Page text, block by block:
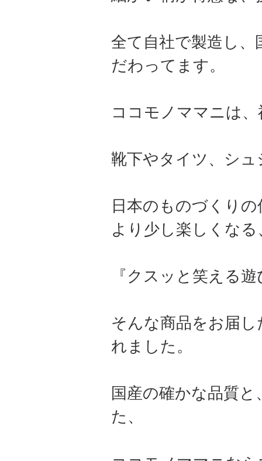
全て自社で製造し、
だわってます。
ココモノママニは
靴下やタイツ、シ
日本のものづくり
より少し楽しくなる
『クスッと笑える
そんな商品をお届
れました。
国産の確かな品質
た、